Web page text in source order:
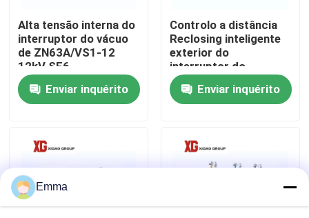
Contacte-nos
Peça umas citações
Interruptor de ruptura de carga SF6
Switchgear da distribuição de poder
Alta tensão interna do
interruptor do vácuo
de ZN63A/VS1-12
12kV SF6
Enviar inquérito
Controlo a distância
Reclosing inteligente
exterior do
interruptor do
interruptor do vácuo
Enviar inquérito
Emma